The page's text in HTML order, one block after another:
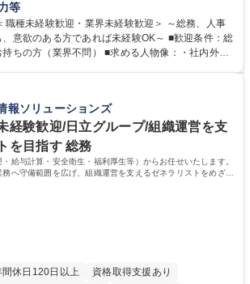
理など）
利厚生運用 など ※基本的には事務所勤務ですが、
により、関西圏以外への日帰り・宿泊を伴う国内
当業務を持ちつつ、お互いに助け合いながら、総
等
職種未経験歓迎・業界未経験歓迎＞ ～総務、人事
意欲のある方であれば未経験OK～ ■歓迎条件：総
不問） ■求める人物像：・社内外の
報ソリューションズ
経験歓迎/日立グループ/組織運営を支
を目指す 総務
給与計算・安全衛生・福利厚生等）からお任せいたします。
へ守備範囲を広げ、組織運営を支えるゼネラリストをめざせ
間休日120日以上 資格取得支援あり